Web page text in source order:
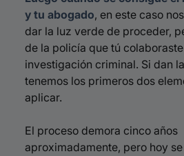
y tu abogado, en este caso
dar la luz verde de proceder,
de la policía que tú
investigación criminal. Si dan
tenemos los primeros dos
aplicar.
El proceso demora cinco años
aproximadamente, pero hoy